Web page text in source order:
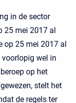
in de sector
25 mei 2017 al
op 25 mei 2017 al
voorlopig wel in
op het
stelt het
de regels ter